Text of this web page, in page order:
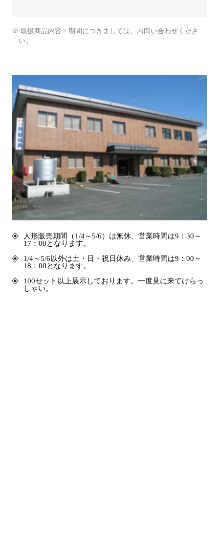
人形販売期間（1/4～5/6）は無休、営業時間は9：30～
17：00となります。
1/4～5/6以外は土・日・祝日休み、営業時間は9：00～
18：00となります。
100セット以上展示しております。一度見に来てけらっ
しゃい。
※ 取扱商品内容・期間につきましては、お問い合わせくださ
い。